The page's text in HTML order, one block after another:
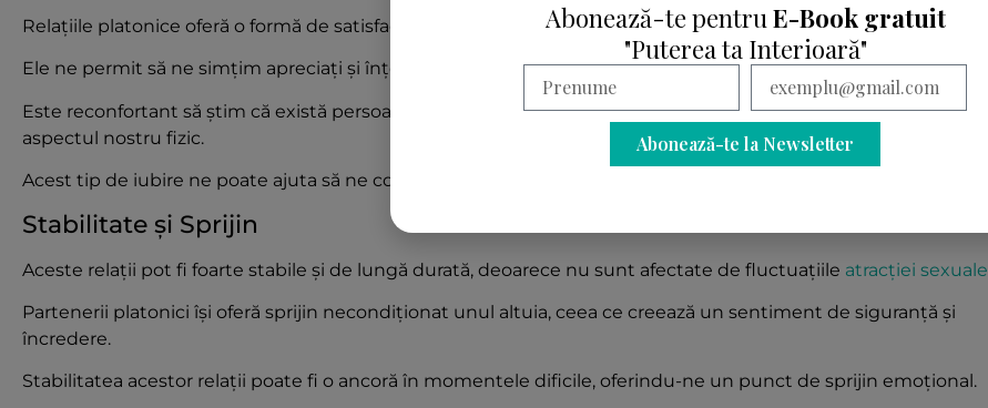
Relațiile platonice oferă o formă de satisfacție emoțională care poate fi foarte profundă.
Ele ne permit să ne simțim apreciați și înțeleși fără presiuneaatracției fizice.
Este reconfortant să știm că există persoane care ne iubesc pentru cine suntem în esență, nu doar pentru
aspectul nostru fizic.
Acest tip de iubire ne poate ajuta să ne construim o imagine de sine mai pozitivă și mai stabilă.
Stabilitate și Sprijin
Aceste relații pot fi foarte stabile și de lungă durată, deoarece nu sunt afectate de fluctuațiile atracției sexuale
Partenerii platonici își oferă sprijin necondiționat unul altuia, ceea ce creează un sentiment de siguranță și
încredere.
Stabilitatea acestor relații poate fi o ancoră în momentele dificile, oferindu-ne un punct de sprijin emoțional.
Abonează-te pentruE-Book gratuit
"Puterea ta Interioară"
Abonează-te la Newsletter